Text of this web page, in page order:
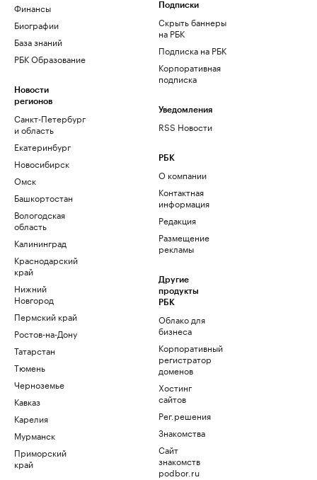
Финансы
Биографии
База знаний
РБК Образование
Новости
регионов
Санкт-Петербург
и область
Екатеринбург
Новосибирск
Омск
Башкортостан
Вологодская
область
Калининград
Краснодарский
край
Нижний
Новгород
Пермский край
Ростов-на-Дону
Татарстан
Тюмень
Черноземье
Кавказ
Карелия
Мурманск
Приморский
край
Подписки
Скрыть баннеры
на РБК
Подписка на РБК
Корпоративная
подписка
Уведомления
RSS Новости
РБК
О компании
Контактная
информация
Редакция
Размещение
рекламы
Другие
продукты
РБК
Облако для
бизнеса
Корпоративный
регистратор
доменов
Хостинг
сайтов
Рег.решения
Знакомства
Сайт
знакомств
podbor.ru